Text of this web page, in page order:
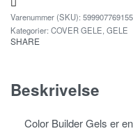
Kategorier: COVER GELE, GELE
SHARE
Beskrivelse
Color Builder Gels er